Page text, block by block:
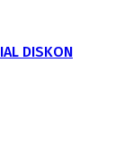
DISKON